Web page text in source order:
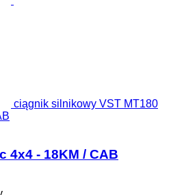
ciągnik silnikowy VST MT180
4x4 - 18KM / CAB